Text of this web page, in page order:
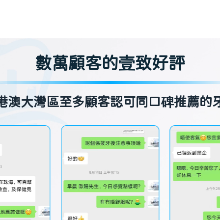
數萬顧客的壹致好評
澳大灣區至多顧客認可同口碑推薦的